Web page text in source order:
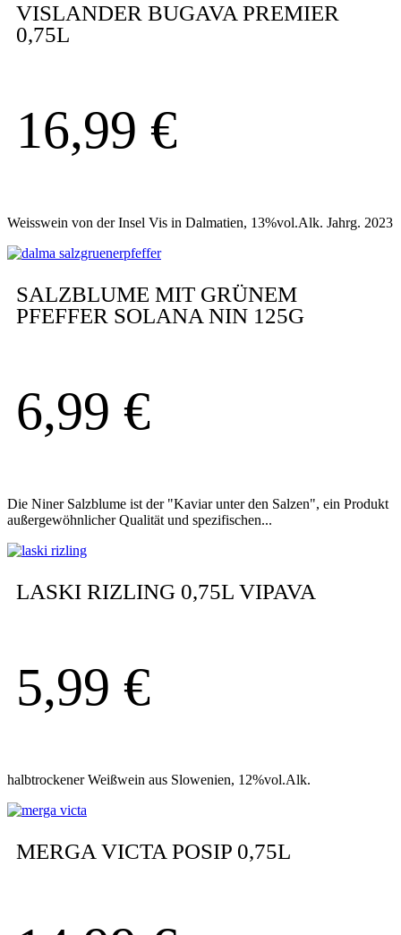
VISLANDER BUGAVA PREMIER
0,75L
16,99 €
Weisswein von der Insel Vis in Dalmatien, 13%vol.Alk. Jahrg. 2023
SALZBLUME MIT GRÜNEM
PFEFFER SOLANA NIN 125G
6,99 €
Die Niner Salzblume ist der "Kaviar unter den Salzen", ein Produkt
außergewöhnlicher Qualität und spezifischen...
LASKI RIZLING 0,75L VIPAVA
5,99 €
halbtrockener Weißwein aus Slowenien, 12%vol.Alk.
MERGA VICTA POSIP 0,75L